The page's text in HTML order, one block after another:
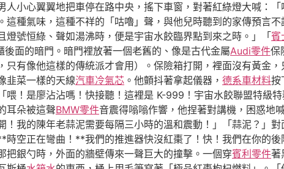
小心翼翼地把車停在路中央，搖下車窗，對著紅綠燈大喊：
種氣味，這種不祥的「咕嚕」聲，與他兒時聽到的家傳預言
號恒綠、聲如湯沸時，便是宇宙水餃臨界點到來之時。」「賓
面的暗門。暗門裡放著一個老舊的、像是古代金屬Audi零件保
有像他這樣的傳統派才會用）。保險箱打開，裡面沒有黃金
韭菜一樣的天線汽車冷氣芯 。他顫抖著拿起儀器， 德系車材料按
！是廖沾沾嗎！快接聽！這裡是 K-999！宇宙水餃聯盟特級
耳朵被這聲BMW零件音震得嗡嗡作響，他捏著對講機，困惑地
我的陳年老蒜泥需要每隔三小時的溫和震動！」「蒜泥？」
時空正在彎曲！**我們的推進器快沒紅棗了！快！我們在你的後
銀勺時，外面的牆壁傳來一聲巨大的撞擊。一個穿賓利零件著